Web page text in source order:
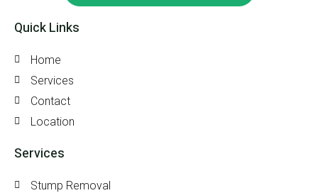
Quick Links
Home
Services
Contact
Location
Services
Stump Removal